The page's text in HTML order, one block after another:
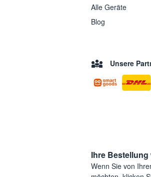
Alle Geräte
Blog
Unsere
Ihre
Wenn Sie von